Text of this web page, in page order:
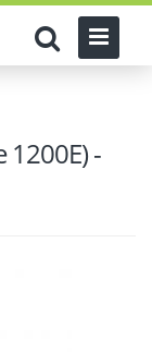
1200E) -